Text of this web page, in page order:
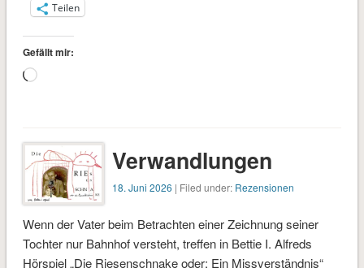
Teilen
Gefällt mir:
Wird
Verwandlungen
18. Juni 2026 | Filed under: Rezensionen
Wenn der Vater beim Betrachten einer Zeichnung seiner
Tochter nur Bahnhof versteht, treffen in Bettie I. Alfreds
Hörspiel „Die Riesenschnake oder: Ein Missverständnis“